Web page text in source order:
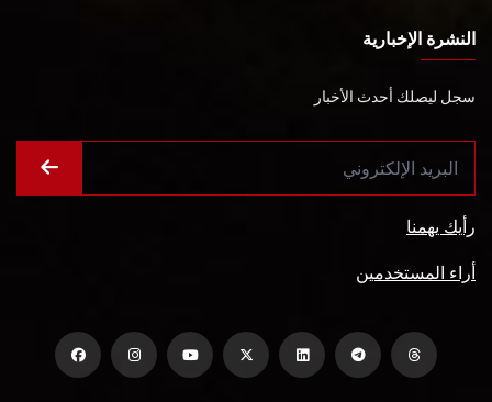
النشرة الإخبارية
سجل ليصلك أحدث الأخبار
رأيك يهمنا
أراء المستخدمين